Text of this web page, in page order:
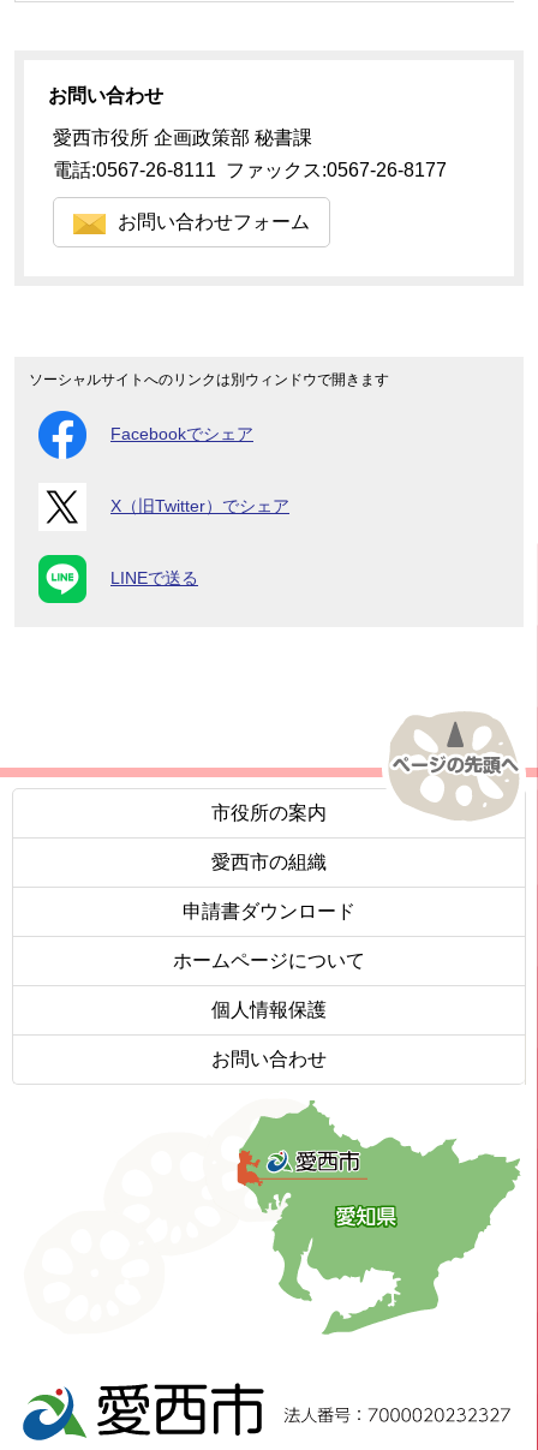
お問い合わせ
愛西市役所 企画政策部 秘書課
電話:0567-26-8111 ファックス:0567-26-8177
お問い合わせフォーム
ソーシャルサイトへのリンクは別ウィンドウで開きます
Facebookでシェア
X（旧Twitter）でシェア
LINEで送る
市役所の案内
愛西市の組織
申請書ダウンロード
ホームページについて
個人情報保護
お問い合わせ